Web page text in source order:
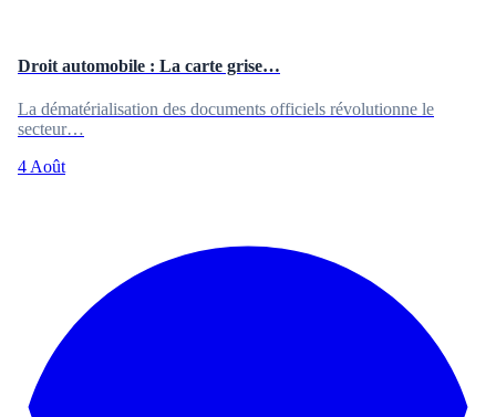
Droit automobile : La carte grise…
La dématérialisation des documents officiels révolutionne le
secteur…
4 Août